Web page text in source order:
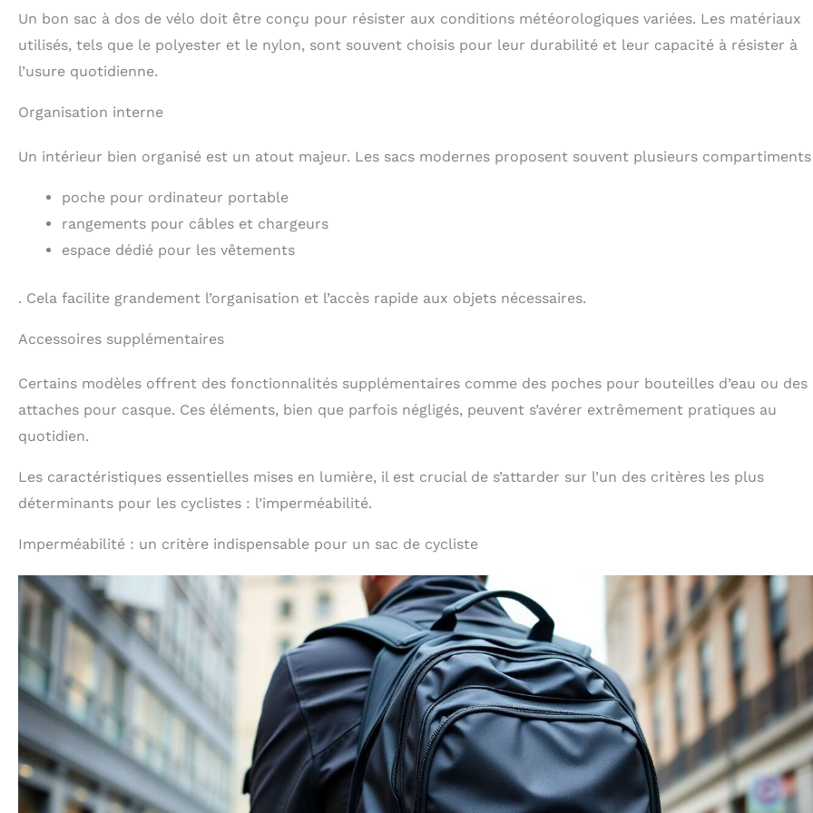
Un bon sac à dos de vélo doit être conçu pour résister aux conditions météorologiques variées. Les matériaux
utilisés, tels que le polyester et le nylon, sont souvent choisis pour leur durabilité et leur capacité à résister à
l’usure quotidienne.
Organisation interne
Un intérieur bien organisé est un atout majeur. Les sacs modernes proposent souvent plusieurs
poche pour ordinateur portable
rangements pour câbles et chargeurs
espace dédié pour les vêtements
. Cela facilite grandement l’organisation et l’accès rapide aux objets nécessaires.
Accessoires supplémentaires
Certains modèles offrent des fonctionnalités supplémentaires comme des poches pour bouteilles d’eau ou des
attaches pour casque. Ces éléments, bien que parfois négligés, peuvent s’avérer extrêmement pratiques au
quotidien.
Les caractéristiques essentielles mises en lumière, il est crucial de s’attarder sur l’un des critères les plus
déterminants pour les cyclistes : l’imperméabilité.
Imperméabilité : un critère indispensable pour un sac de cycliste